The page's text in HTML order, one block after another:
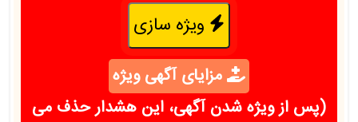
ویژه سازی
مزایای آگهی ویژه
(پس از ویژه شدن آگهی، این هشدار حذف می